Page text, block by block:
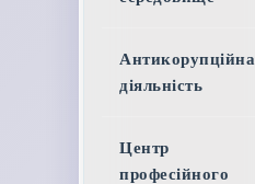
Антикорупційна
діяльність
Центр
професійного